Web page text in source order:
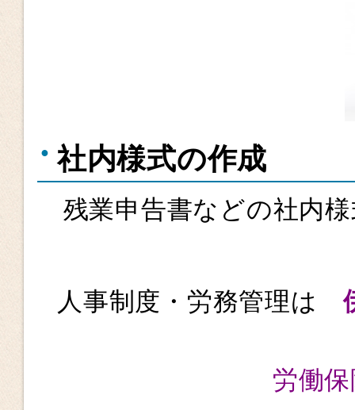
社内様式の作成
残業申告書などの社内
人事制度・労務管理は
労働